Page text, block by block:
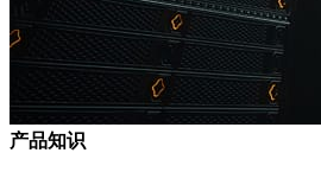
产品知识